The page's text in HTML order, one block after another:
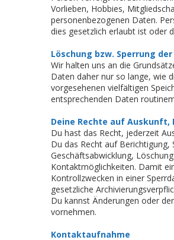
Vorlieben, Hobbies,
personenbezogenen Daten.
dies gesetzlich erlaubt ist oder
Löschung bzw. Sperrung
Wir halten uns an die
Daten daher nur so lange, wie
vorgesehenen vielfältigen
entsprechenden Daten
Deine Rechte auf Auskunft,
Du hast das Recht, jederzeit
Du das Recht auf
Geschäftsabwicklung,
Kontaktmöglichkeiten. Damit
Kontrollzwecken in einer
gesetzliche
Du kannst Änderungen oder
vornehmen.
Kontaktaufnahme